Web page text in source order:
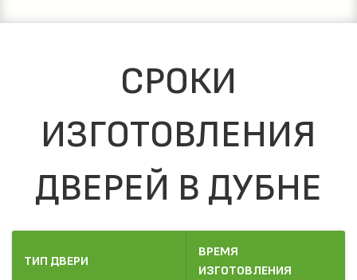
СРОКИ
ИЗГОТОВЛЕНИЯ
ДВЕРЕЙ В ДУБНЕ
ТИП ДВЕРИ
ВРЕМЯ
ИЗГОТОВЛЕНИЯ